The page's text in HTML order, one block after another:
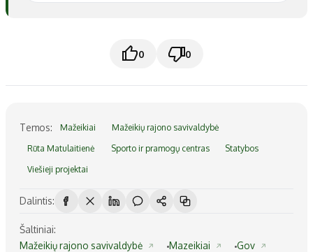
0 0
Temos: Mažeikiai Mažeikių rajono savivaldybė
Rūta Matulaitienė Sporto ir pramogų centras Statybos
Viešieji projektai
Dalintis:
Šaltiniai:
Mažeikių rajono savivaldybė
Mazeikiai Gov